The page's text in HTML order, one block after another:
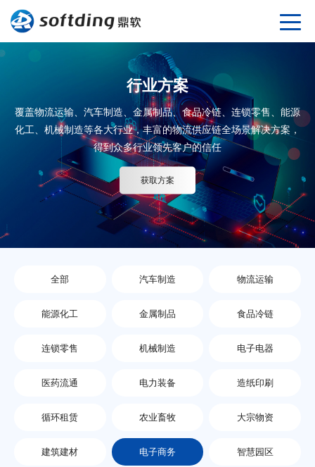
行业方案
覆盖物流运输、汽车制造、金属制品、食品冷链、连锁零售、能源
化工、机械制造等各大行业，丰富的物流供应链全场景解决方案，
得到众多行业领先客户的信任
获取方案
全部 汽车制造 物流运输
能源化工 金属制品 食品冷链
连锁零售 机械制造 电子电器
医药流通 电力装备 造纸印刷
循环租赁 农业畜牧 大宗物资
建筑建材 电子商务 智慧园区